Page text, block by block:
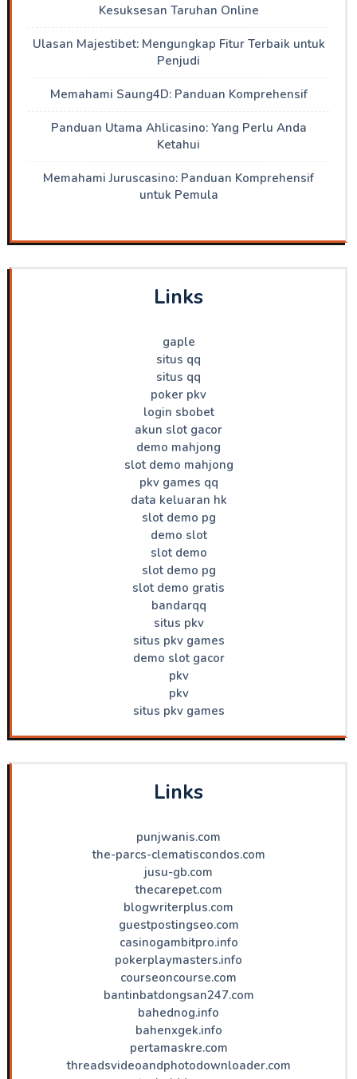
Kesuksesan Taruhan Online
Ulasan Majestibet: Mengungkap Fitur Terbaik untuk
Penjudi
Memahami Saung4D: Panduan Komprehensif
Panduan Utama Ahlicasino: Yang Perlu Anda
Ketahui
Memahami Juruscasino: Panduan Komprehensif
untuk Pemula
Links
gaple
situs qq
situs qq
poker pkv
login sbobet
akun slot gacor
demo mahjong
slot demo mahjong
pkv games qq
data keluaran hk
slot demo pg
demo slot
slot demo
slot demo pg
slot demo gratis
bandarqq
situs pkv
situs pkv games
demo slot gacor
pkv
pkv
situs pkv games
Links
punjwanis.com
the-parcs-clematiscondos.com
jusu-gb.com
thecarepet.com
blogwriterplus.com
guestpostingseo.com
casinogambitpro.info
pokerplaymasters.info
courseoncourse.com
bantinbatdongsan247.com
bahednog.info
bahenxgek.info
pertamaskre.com
threadsvideoandphotodownloader.com